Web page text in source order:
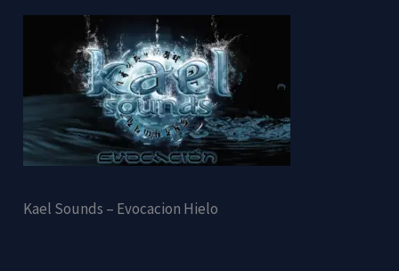
Kael Sounds – Evocacion Hielo